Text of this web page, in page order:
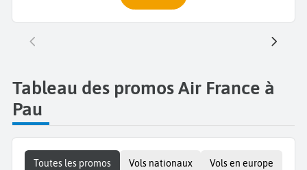
Tableau des promos Air France à
Pau
Toutes les promos Vols nationaux Vols en europe